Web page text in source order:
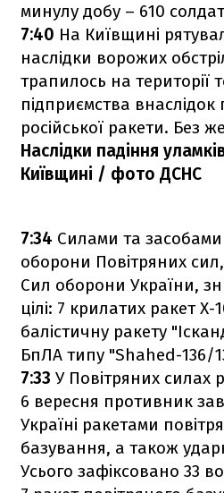
минулу добу – 610
7:40 На Київщині
наслідки ворожих
трапилось на території
підприємства внаслідок
російської ракети. Без
Наслідки падіння
Київщині / фото ДСНС
7:34 Силами та
оборони Повітряних сил,
Сил оборони України,
цілі: 7 крилатих ракет Х-
балістичну ракету
БпЛА типу "Shahed-136/
7:33 У Повітряних силах
6 вересня противник
Україні ракетами
базування, а також
Усього зафіксовано 33